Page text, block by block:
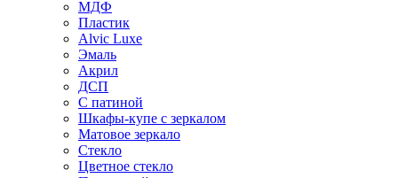
МДФ
Пластик
Alvic Luxe
Эмаль
Акрил
ДСП
С патиной
Шкафы-купе с зеркалом
Матовое зеркало
Стекло
Цветное стекло